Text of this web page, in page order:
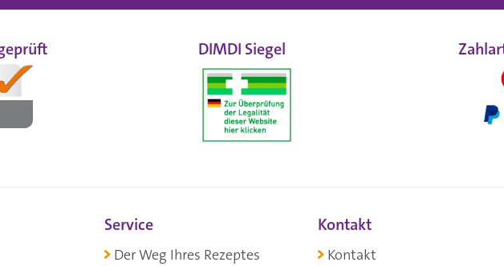
DIMDI Siegel
Service
Der Weg Ihres Rezeptes
Kontakt
Kontakt